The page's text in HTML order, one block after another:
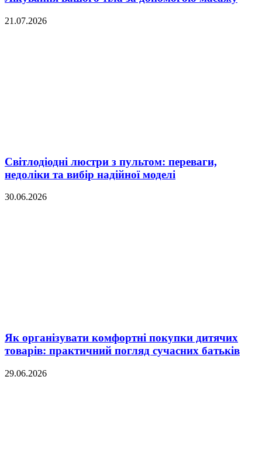
21.07.2026
Світлодіодні люстри з пультом: переваги,
недоліки та вибір надійної моделі
30.06.2026
Як організувати комфортні покупки дитячих
товарів: практичний погляд сучасних батьків
29.06.2026